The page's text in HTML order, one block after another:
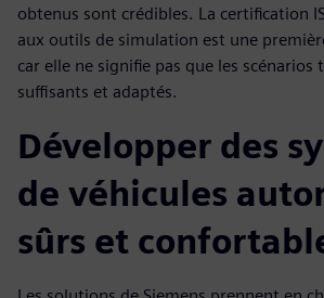
obtenus sont crédibles. La certification
aux outils de simulation est une
car elle ne signifie pas que les scénarios
suffisants et adaptés.
Développer des
de véhicules
sûrs et